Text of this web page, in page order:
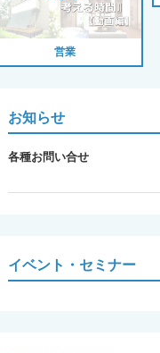
営業
お知らせ
各種お問い合せ
イベント・セミナー